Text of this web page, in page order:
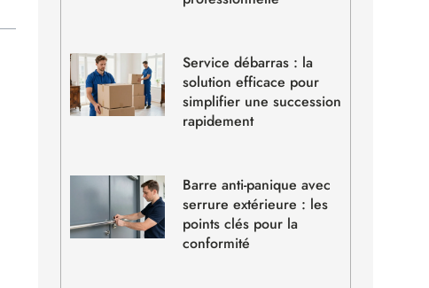
Service débarras : la
solution efficace pour
simplifier une succession
rapidement
Barre anti-panique avec
serrure extérieure : les
points clés pour la
conformité